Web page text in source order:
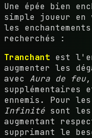
Une épée bien
simple joueur
les
recherchés :
Tranchant est
augmenter les
avec Aura de feu,
supplémentaires
ennemis. Pour
Infinité sont
augmentant
supprimant le